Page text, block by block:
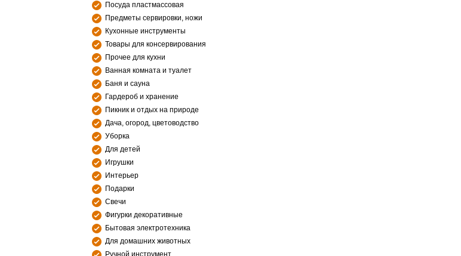
Посуда пластмассовая
Предметы сервировки, ножи
Кухонные инструменты
Товары для консервирования
Прочее для кухни
Ванная комната и туалет
Баня и сауна
Гардероб и хранение
Пикник и отдых на природе
Дача, огород, цветоводство
Уборка
Для детей
Игрушки
Интерьер
Подарки
Свечи
Фигурки декоративные
Бытовая электротехника
Для домашних животных
Ручной инструмент